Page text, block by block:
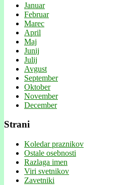
Januar
Februar
Marec
April
Maj
Junij
Julij
Avgust
September
Oktober
November
December
Strani
Koledar praznikov
Ostale osebnosti
Razlaga imen
Viri svetnikov
Zavetniki